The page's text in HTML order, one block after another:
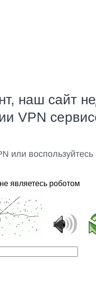
наш сайт
VPN
или
являетесь роботом